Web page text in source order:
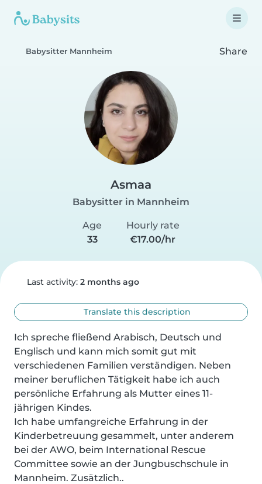
Babysitter Mannheim Share
Asmaa
Babysitter in Mannheim
Age
33
Hourly rate
€17.00/hr
Last activity: 2 months ago
Translate this description
Ich spreche fließend Arabisch, Deutsch und
Englisch und kann mich somit gut mit
verschiedenen Familien verständigen. Neben
meiner beruflichen Tätigkeit habe ich auch
persönliche Erfahrung als Mutter eines 11-
jährigen Kindes.
Ich habe umfangreiche Erfahrung in der
Kinderbetreuung gesammelt, unter anderem
bei der AWO, beim International Rescue
Committee sowie an der Jungbuschschule in
Mannheim. Zusätzlich..